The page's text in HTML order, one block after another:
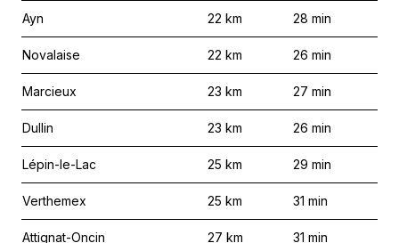
Ayn 22 km 28 min
Novalaise 22 km 26 min
Marcieux 23 km 27 min
Dullin 23 km 26 min
Lépin-le-Lac 25 km 29 min
Verthemex 25 km 31 min
Attignat-Oncin 27 km 31 min